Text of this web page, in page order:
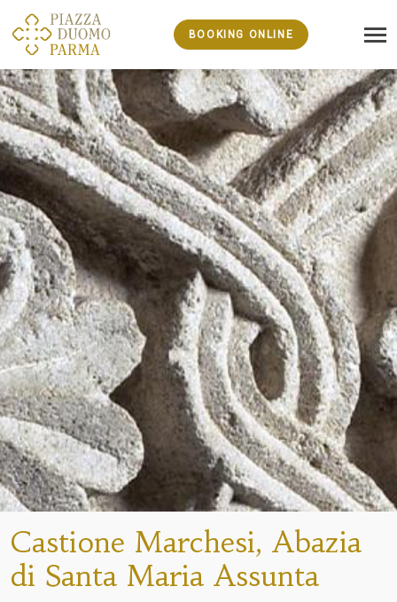
BOOKING ONLINE
Castione Marchesi, Abazia
di Santa Maria Assunta